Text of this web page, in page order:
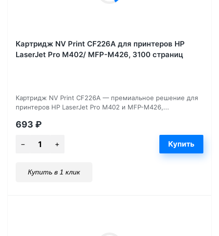
Картридж NV Print CF226A для принтеров HP
LaserJet Pro M402/ MFP-M426, 3100 страниц
Картридж NV Print CF226A — премиальное решение для
принтеров HP LaserJet Pro M402 и MFP-M426,...
693 ₽
Купить в 1 клик